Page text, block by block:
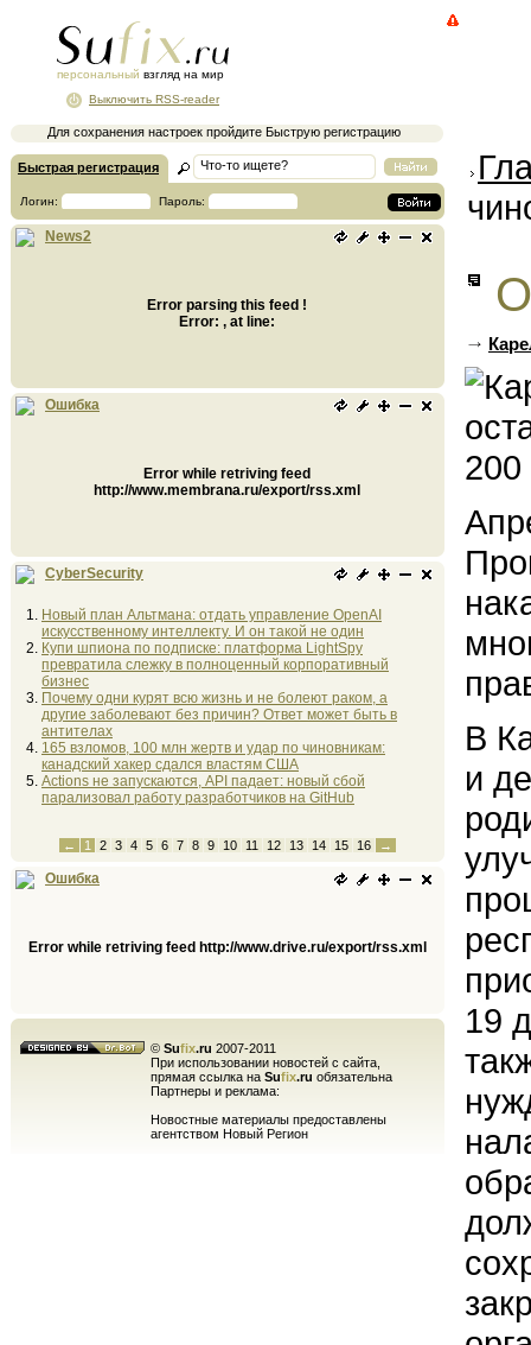
персональный взгляд на мир
Для сохранения настроек пройдите Быструю регистрацию
Выключить RSS-reader
Быстрая регистрация
Логин: Пароль:
News2
Error parsing this feed !
Error: , at line:
Ошибка
Error while retriving feed
http://www.membrana.ru/export/rss.xml
CyberSecurity
Новый план Альтмана: отдать управление OpenAI
искусственному интеллекту. И он такой не один
Купи шпиона по подписке: платформа LightSpy
превратила слежку в полноценный корпоративный
бизнес
Почему одни курят всю жизнь и не болеют раком, а
другие заболевают без причин? Ответ может быть в
антителах
165 взломов, 100 млн жертв и удар по чиновникам:
канадский хакер сдался властям США
Actions не запускаются, API падает: новый сбой
парализовал работу разработчиков на GitHub
← 1 2 3 4 5 6 7 8 9 10 11 12 13 14 15 16 →
Ошибка
Error while retriving feed http://www.drive.ru/export/rss.xml
© Sufix.ru 2007-2011
При использовании новостей с сайта,
прямая ссылка на Sufix.ru обязательна
Партнеры и реклама:
Новостные материалы предоставлены
агентством Новый Регион
В
и
19